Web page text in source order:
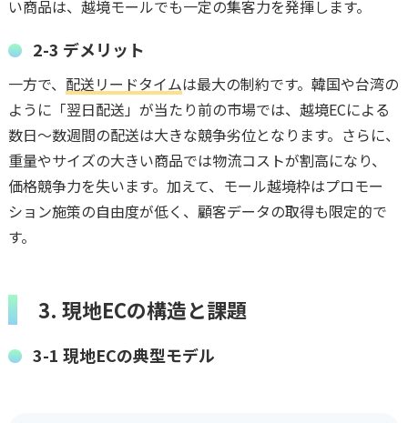
い商品は、越境モールでも一定の集客力を発揮します。
2-3 デメリット
一方で、 配送リードタイムは最大の制約です。韓国や台湾の
ように「翌日配送」が当たり前の市場では、越境ECによる
数日〜数週間の配送は大きな競争劣位となります。さらに、
重量やサイズの大きい商品では物流コストが割高になり、
価格競争力を失います。加えて、モール越境枠はプロモー
ション施策の自由度が低く、顧客データの取得も限定的で
す。
3. 現地ECの構造と課題
3-1 現地ECの典型モデル